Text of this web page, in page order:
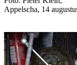
Appelscha, 14